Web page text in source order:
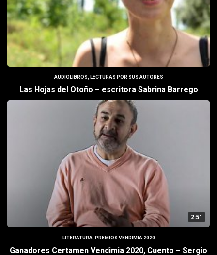
AUDIOLIBROS, LECTURAS POR SUS AUTORES
Las Hojas del Otoño – escritora Sabrina Barrego
2:51
LITERATURA, PREMIOS VENDIMIA 2020
Ganadores Certamen Vendimia 2020, Cuento – Sergio